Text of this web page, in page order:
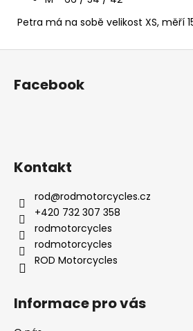
Petra má na sobě velikost XS, měří
Z
Facebook
Kontakt
rod@rodmotorcycles.cz
+420 732 307 358
rodmotorcycles
rodmotorcycles
ROD Motorcycles
Informace pro vás